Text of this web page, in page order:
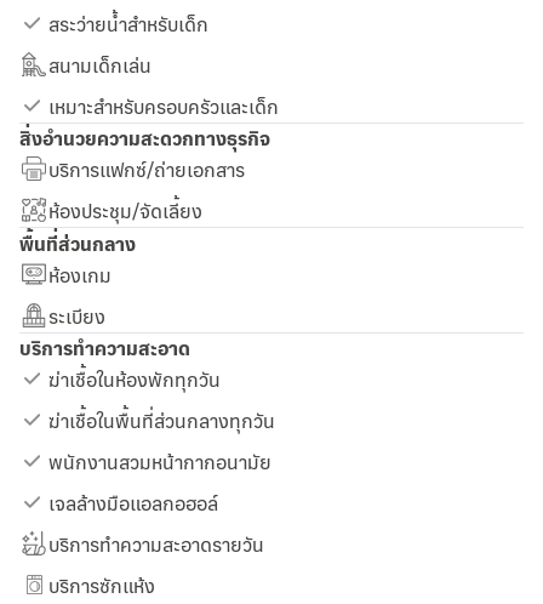
สระว่ายน้ำสำหรับเด็ก
สนามเด็กเล่น
เหมาะสำหรับครอบครัวและเด็ก
สิ่งอำนวยความสะดวกทางธุรกิจ
บริการแฟกซ์/ถ่ายเอกสาร
ห้องประชุม/จัดเลี้ยง
พื้นที่ส่วนกลาง
ห้องเกม
ระเบียง
บริการทำความสะอาด
ฆ่าเชื้อในห้องพักทุกวัน
ฆ่าเชื้อในพื้นที่ส่วนกลางทุกวัน
พนักงานสวมหน้ากากอนามัย
เจลล้างมือแอลกอฮอล์
บริการทำความสะอาดรายวัน
บริการซักแห้ง